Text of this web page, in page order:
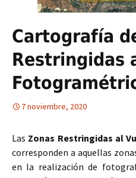
Cartografía
Restringidas
7 noviembre, 2020
Las Zonas Restringidas al
corresponden a aquellas
en la realización de